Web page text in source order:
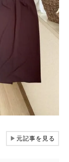
▶元記事を見る